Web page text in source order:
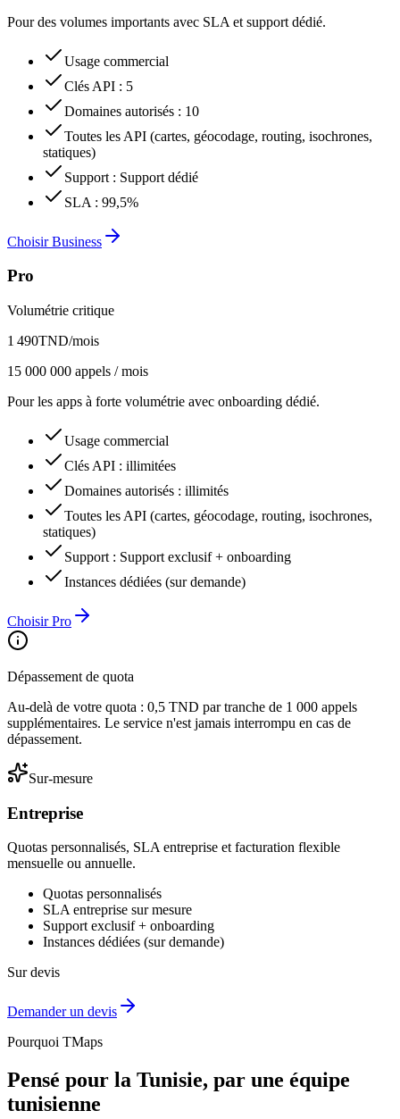
Pour des volumes importants avec SLA et support dédié.
Usage commercial
Clés API : 5
Domaines autorisés : 10
Toutes les API (cartes, géocodage, routing, isochrones,
statiques)
Support : Support dédié
SLA : 99,5%
Choisir Business
Pro
Volumétrie critique
1 490TND/mois
15 000 000 appels / mois
Pour les apps à forte volumétrie avec onboarding dédié.
Usage commercial
Clés API : illimitées
Domaines autorisés : illimités
Toutes les API (cartes, géocodage, routing, isochrones,
statiques)
Support : Support exclusif + onboarding
Instances dédiées (sur demande)
Choisir Pro
Dépassement de quota
Au-delà de votre quota : 0,5 TND par tranche de 1 000 appels
supplémentaires. Le service n'est jamais interrompu en cas de
dépassement.
Sur-mesure
Entreprise
Quotas personnalisés, SLA entreprise et facturation flexible
mensuelle ou annuelle.
Quotas personnalisés
SLA entreprise sur mesure
Support exclusif + onboarding
Instances dédiées (sur demande)
Sur devis
Demander un devis
Pourquoi TMaps
Pensé pour la Tunisie, par une équipe
tunisienne